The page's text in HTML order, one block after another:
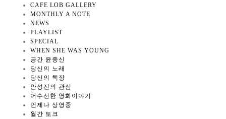
CAFE LOB GALLERY
MONTHLY A NOTE
NEWS
PLAYLIST
SPECIAL
WHEN SHE WAS YOUNG
공간 윤종신
당신의 노래
당신의 책장
안성진의 관심
어수선한 영화이야기
언제나 상영중
월간 토크